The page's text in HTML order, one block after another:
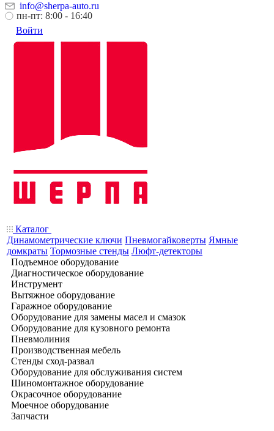
info@sherpa-auto.ru
пн-пт: 8:00 - 16:40
Войти
Каталог
Динамометрические ключи Пневмогайковерты Ямные
домкраты Тормозные стенды Люфт-детекторы
Подъемное оборудование
Диагностическое оборудование
Инструмент
Вытяжное оборудование
Гаражное оборудование
Оборудование для замены масел и смазок
Оборудование для кузовного ремонта
Пневмолиния
Производственная мебель
Стенды сход-развал
Оборудование для обслуживания систем
Шиномонтажное оборудование
Окрасочное оборудование
Моечное оборудование
Запчасти